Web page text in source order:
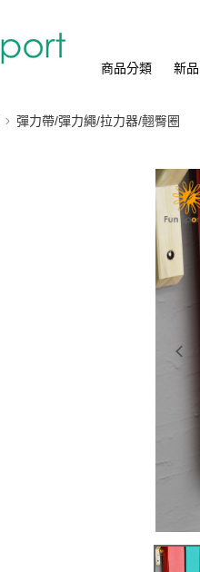
商品分類 新品
彈力帶/彈力繩/拉力器/翹臀圈